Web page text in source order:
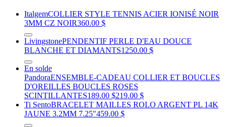
ItalgemCOLLIER STYLE TENNIS ACIER IONISÉ NOIR
3MM CZ NOIR360.00 $
LivingstonePENDENTIF PERLE D'EAU DOUCE
BLANCHE ET DIAMANTS1250.00 $
En solde
PandoraENSEMBLE-CADEAU COLLIER ET BOUCLES
D'OREILLES BOUCLES ROSES
SCINTILLANTES189.00 $219.00 $
Ti SentoBRACELET MAILLES ROLO ARGENT PL 14K
JAUNE 3.2MM 7.25"459.00 $